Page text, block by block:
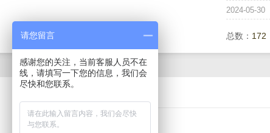
2024-05-30
总数： 172
请您留言
感谢您的关注，当前客服人员不在
线，请填写一下您的信息，我们会
尽快和您联系。